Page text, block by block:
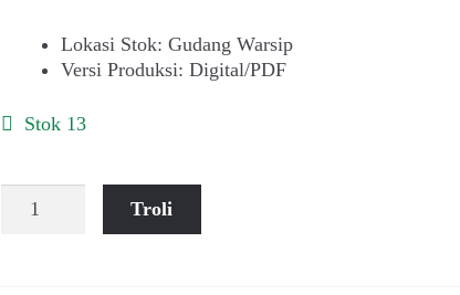
Lokasi Stok: Gudang Warsip
Versi Produksi: Digital/PDF
Stok 13
Dari
Troli